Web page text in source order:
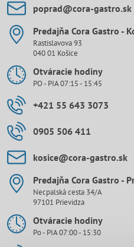
poprad​@cora-gastro​.sk
Predajňa Cora Gastro -
Rastislavova 93
040 01 Košice
Otváracie hodiny
PO - PIA 07:15 - 15:45
+421 55 643 3073
0905 506 411
kosice​@cora-gastro​.sk
Predajňa Cora Gastro -
Necpalská cesta 34/A
97101 Prievidza
Otváracie hodiny
Po - PIA 07:00 - 15:30